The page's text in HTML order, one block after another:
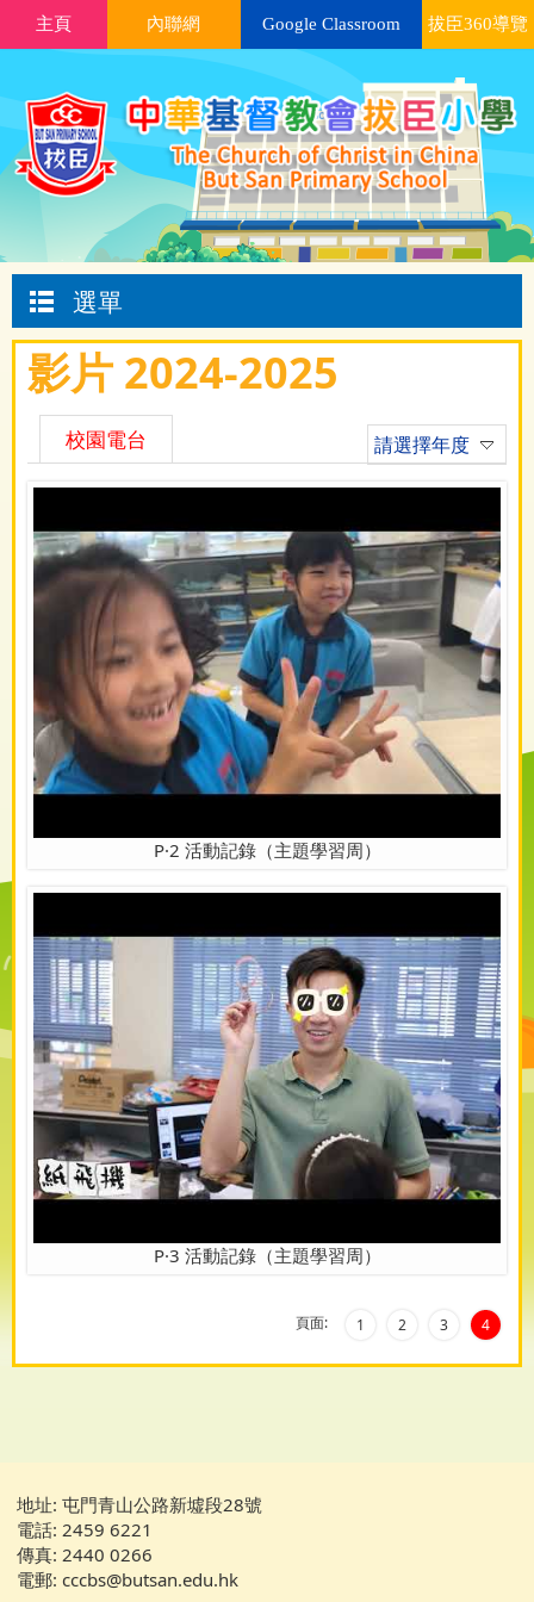
主頁 內聯網 Google Classroom 拔臣360導覽
選單
影片 2024-2025
請選擇年度
校園電台
P·2 活動記錄（主題學習周）
P·3 活動記錄（主題學習周）
頁面: 1 2 3 4
地址: 屯門青山公路新墟段28號
電話: 2459 6221
傳真: 2440 0266
電郵: cccbs@butsan.edu.hk